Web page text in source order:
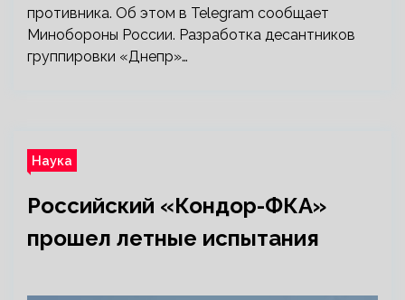
противника. Об этом в Telegram сообщает
Минобороны России. Разработка десантников
группировки «Днепр»…
Наука
Российский «Кондор-ФКА»
прошел летные испытания